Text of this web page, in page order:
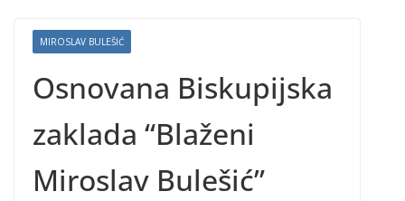
MIROSLAV BULEŠIĆ
Osnovana Biskupijska
zaklada “Blaženi
Miroslav Bulešić”